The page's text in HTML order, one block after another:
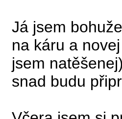
Já jsem
na káru a
jsem
snad budu